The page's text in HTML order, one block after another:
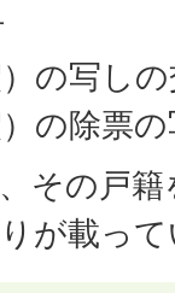
の写し
の除票
その戸
が載っ